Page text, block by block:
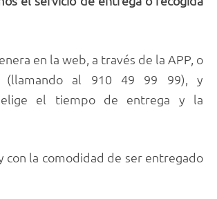
en la web, a través de la APP, o
(llamando al 910 49 99 99), y
elige el tiempo de entrega y la
con la comodidad de ser entregado